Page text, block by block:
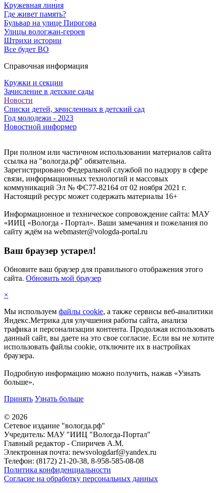
Кружевная линия
Где живет память?
Бульвар на улице Пирогова
Улицы вологжан-героев
Штрихи истории
Все будет ВО
Справочная информация
Кружки и секции
Зачисление в детские сады
Новости
Списки детей, зачисленных в детский сад
Год молодежи - 2023
© 2026
Сетевое издание "вологда.рф"
Учредитель: МАУ "ИИЦ "Вологда-Портал"
Главный редактор - Спиричев А.М.
Электронная почта: newsvologdarf@yandex.ru
Телефон: (8172) 21-20-38, 8-958-585-08-08
Политика конфиденциальности
Согласие на обработку персональных данных
Новостной информер
При полном или частичном использовании материалов сайта
ссылка на "вологда.рф" обязательна.
Зарегистрировано Федеральной службой по надзору в сфере
связи, информационных технологий и массовых
коммуникаций Эл № ФС77-82164 от 02 ноября 2021 г.
Настоящий ресурс может содержать материалы 16+
Информационное и техническое сопровождение сайта: МАУ
«ИИЦ «Вологда - Портал». Ваши замечания и пожелания по
сайту ждём на webmaster@vologda-portal.ru
Ваш браузер устарел!
Обновите ваш браузер для правильного отображения этого
сайта. Обновить мой браузер
×
Мы используем файлы cookie, а также сервисы веб-аналитики
Яндекс.Метрика для улучшения работы сайта, анализа
трафика и персонализации контента. Продолжая использовать
данный сайт, вы даете на это свое согласие. Если вы не хотите
использовать файлы cookie, отключите их в настройках
браузера.
Подробную информацию можно получить, нажав «Узнать
больше».
Принять Узнать больше